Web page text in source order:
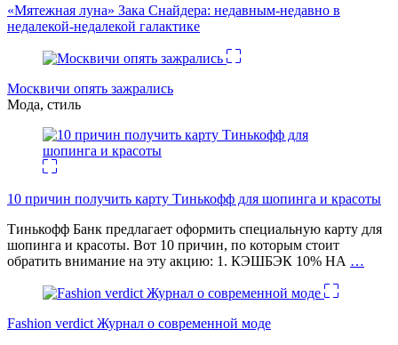
«Мятежная луна» Зака Снайдера: недавным-недавно в
недалекой-недалекой галактике
Москвичи опять зажрались
Мода, стиль
10 причин получить карту Тинькофф для шопинга и красоты
Тинькофф Банк предлагает оформить специальную карту для
шопинга и красоты. Вот 10 причин, по которым стоит
обратить внимание на эту акцию: 1. КЭШБЭК 10% НА …
Fashion verdict Журнал о современной моде